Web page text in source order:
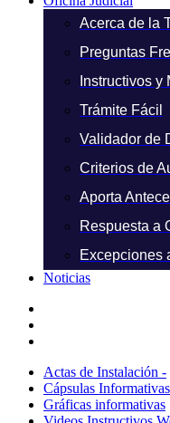
Acerca de la
Preguntas
Instructivos y
Trámite Fácil
Validador de
Criterios de
Aporta
Respuesta a
Excepciones
Noticias
Actas de Instalación -
Cápsulas
Gráficas informativas